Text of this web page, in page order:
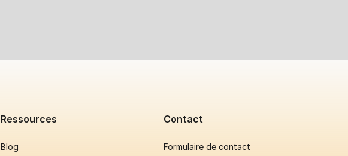
Ressources
Blog
Contact
Formulaire de contact